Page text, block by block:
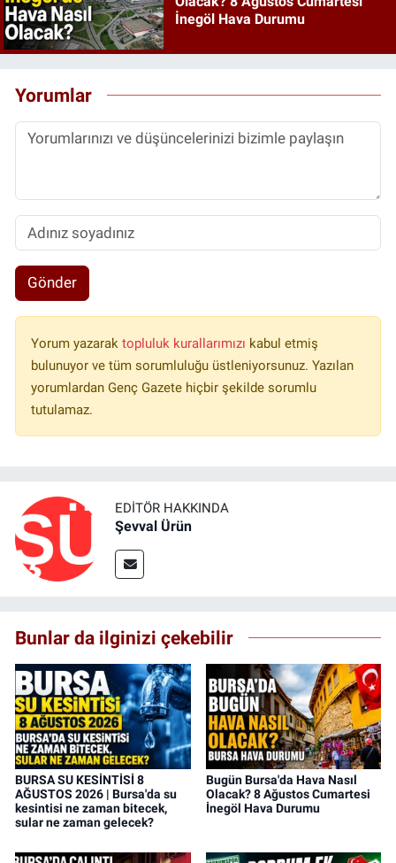
İnegöl Hava Durumu
Yorumlar
Gönder
Yorum yazarak topluluk kurallarımızı kabul etmiş
bulunuyor ve tüm sorumluluğu üstleniyorsunuz. Yazılan
yorumlardan Genç Gazete hiçbir şekilde sorumlu
tutulamaz.
EDITÖR HAKKINDA
Şevval Ürün
Bunlar da ilginizi çekebilir
BURSA SU KESİNTİSİ 8
AĞUSTOS 2026 | Bursa'da su
kesintisi ne zaman bitecek,
sular ne zaman gelecek?
Bugün Bursa'da Hava Nasıl
Olacak? 8 Ağustos Cumartesi
İnegöl Hava Durumu